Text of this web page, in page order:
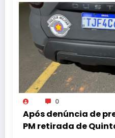
0
Após denúncia de
PM retirada de